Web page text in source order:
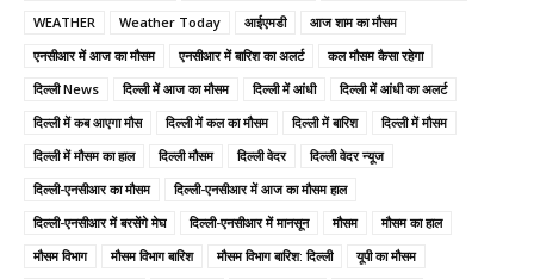
WEATHER
Weather Today आईएमडी
आज शाम का मौसम
एनसीआर में आज का मौसम
एनसीआर में बारिश का अलर्ट
कल मौसम कैसा रहेगा
दिल्ली News
दिल्ली में आज का मौसम दिल्ली में आंधी
दिल्ली में आंधी का अलर्ट
दिल्ली में कब आएगा मौस
दिल्ली में कल का मौसम दिल्ली में बारिश
दिल्ली में मौसम
दिल्ली में मौसम का हाल
द‍िल्‍ली मौसम दिल्ली वेदर
दिल्ली वेदर न्यूज
दिल्ली-एनसीआर का मौसम
दिल्ली-एनसीआर में आज का मौसम हाल
दिल्ली-एनसीआर में बरसेंगे मेघ
दिल्ली-एनसीआर में मानसून मौसम
मौसम का हाल
मौसम विभाग
मौसम विभाग बारिश मौसम विभाग बारिश: दिल्ली
यूपी का मौसम